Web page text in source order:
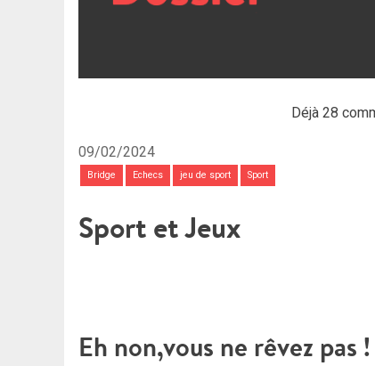
Déjà 28
09/02/2024
Bridge Echecs jeu de sport Sport
Sport et Jeux
Eh non,vous ne rêvez